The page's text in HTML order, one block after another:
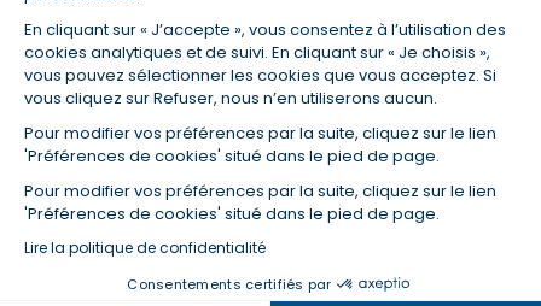
En cliquant sur « J’accepte », vous consentez à l’utilisation des
cookies analytiques et de suivi. En cliquant sur « Je choisis »,
vous pouvez sélectionner les cookies que vous acceptez. Si
vous cliquez sur Refuser, nous n’en utiliserons aucun.
Pour modifier vos préférences par la suite, cliquez sur le lien
'Préférences de cookies' situé dans le pied de page.
Pour modifier vos préférences par la suite, cliquez sur le lien
'Préférences de cookies' situé dans le pied de page.
Lire la politique de confidentialité
Consentements certifiés par
Certifié ISO 9001
Retrouvez-nous sur les réseaux